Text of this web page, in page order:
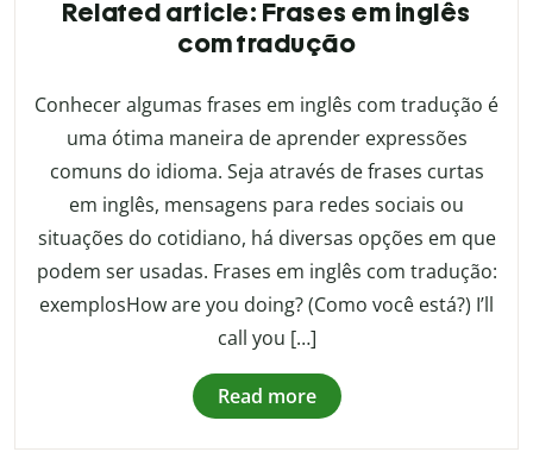
Related article: Frases em inglês
com tradução
Conhecer algumas frases em inglês com tradução é
uma ótima maneira de aprender expressões
comuns do idioma. Seja através de frases curtas
em inglês, mensagens para redes sociais ou
situações do cotidiano, há diversas opções em que
podem ser usadas. Frases em inglês com tradução:
exemplosHow are you doing? (Como você está?) I’ll
call you […]
Read more